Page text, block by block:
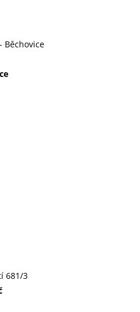
Běchovice
681/3